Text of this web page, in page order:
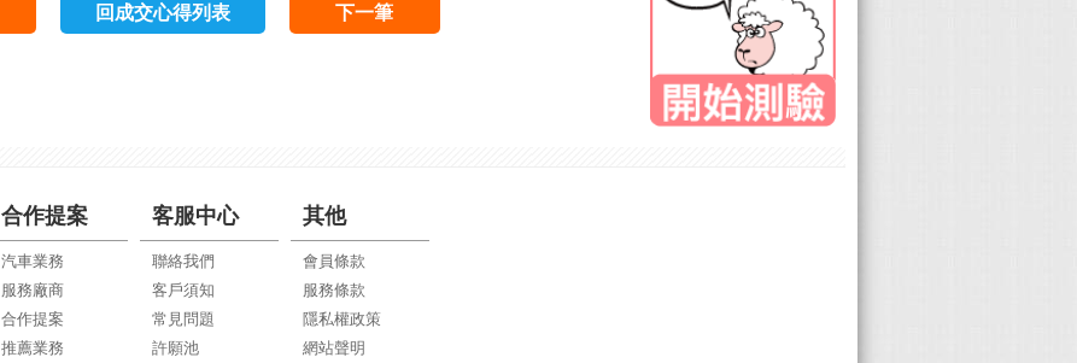
回成交心得列表 下一筆
合作提案
汽車業務
服務廠商
合作提案
推薦業務
客服中心
聯絡我們
客戶須知
常見問題
許願池
其他
會員條款
服務條款
隱私權政策
網站聲明